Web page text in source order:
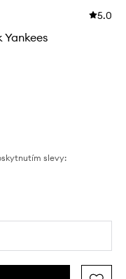
5.0
Yankees
slevy: